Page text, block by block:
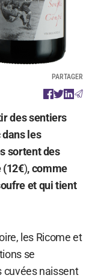
PARTAGER
des sentiers
dans les
sortent des
(12€), comme
et qui tient
les Ricome et
se
cuvées naissent